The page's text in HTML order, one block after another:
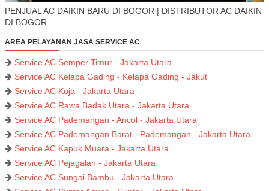
PENJUAL AC DAIKIN BARU DI BOGOR | DISTRIBUTOR AC DAIKIN
DI BOGOR
AREA PELAYANAN JASA SERVICE AC
Service AC Semper Timur - Jakarta Utara
Service AC Kelapa Gading - Kelapa Gading - Jakut
Service AC Koja - Jakarta Utara
Service AC Rawa Badak Utara - Jakarta Utara
Service AC Pademangan - Ancol - Jakarta Utara
Service AC Pademangan Barat - Pademangan - Jakarta Utara
Service AC Kapuk Muara - Jakarta Utara
Service AC Pejagalan - Jakarta Utara
Service AC Sungai Bambu - Jakarta Utara